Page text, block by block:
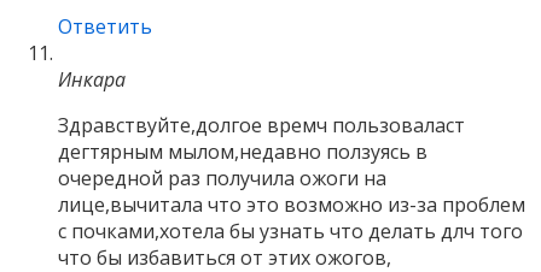
Ответить
Инкара
Здравствуйте,долгое времч пользоваласт
дегтярным мылом,недавно ползуясь в
очередной раз получила ожоги на
лице,вычитала что это возможно из-за проблем
с почками,хотела бы узнать что делать длч того
что бы избавиться от этих ожогов,